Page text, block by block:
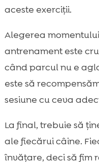
aceste exerciții.
Alegerea
antrenament este
când parcul nu e
este să
sesiune cu ceva
La final, trebuie să
ale fiecărui câine.
învățare, deci să fim